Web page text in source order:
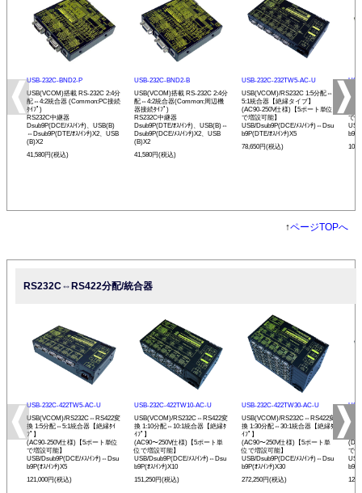
USB-232C-BND2-P
USB(VCOM)搭載 RS-232C 2:4分
配⇔4:2統合器 (Common:PC接続
ﾀｲﾌﾟ)
RS232C中継器
Dsub9P(DCE/ﾒｽ/ｲﾝﾁ)、USB(B)
⇔Dsub9P(DTE/ｵｽ/ｲﾝﾁ)X2、USB
(B)X2
41,580円(税込)
USB-232C-BND2-B
USB(VCOM)搭載 RS-232C 2:4分
配⇔4:2統合器(Common:周辺機
器接続ﾀｲﾌﾟ)
RS232C中継器
Dsub9P(DTE/ｵｽ/ｲﾝﾁ)、USB(B)⇔
Dsub9P(DCE/ﾒｽ/ｲﾝﾁ)X2、USB
(B)X2
41,580円(税込)
USB-232C-232TW5-AC-U
USB(VCOM)/RS232C 1:5分配⇔
5:1統合器【絶縁タイプ】
(AC90-250V仕様)【5ポート単位
で増設可能】
USB/Dsub9P(DCE/ﾒｽ/ｲﾝﾁ)⇔Dsu
b9P(DTE/ｵｽ/ｲﾝﾁ)X5
78,650円(税込)
で
↑ページTOPへ
RS232C⇔RS422分配/統合器
USB-232C-422TW5-AC-U
USB(VCOM)/RS232C⇔RS422変
換 1:5分配⇔5:1統合器【絶縁ﾀｲ
ﾌﾟ】
(AC90-250V仕様)【5ポート単位
で増設可能】
USB/Dsub9P(DCE/ﾒｽ/ｲﾝﾁ)⇔Dsu
b9P(ｵｽ/ｲﾝﾁ)X5
121,000円(税込)
USB-232C-422TW10-AC-U
USB(VCOM)/RS232C⇔RS422変
換 1:10分配⇔10:1統合器【絶縁ﾀ
ｲﾌﾟ】
(AC90〜250V仕様)【5ポート単
位で増設可能】
USB/Dsub9P(DCE/ﾒｽ/ｲﾝﾁ)⇔Dsu
b9P(ｵｽ/ｲﾝﾁ)X10
151,250円(税込)
USB-232C-422TW30-AC-U
USB(VCOM)/RS232C⇔RS422変
換 1:30分配⇔30:1統合器【絶縁ﾀ
ｲﾌﾟ】
(AC90〜250V仕様)【5ポート単
位で増設可能】
USB/Dsub9P(DCE/ﾒｽ/ｲﾝﾁ)⇔Dsu
b9P(ｵｽ/ｲﾝﾁ)X30
272,250円(税込)
換
で